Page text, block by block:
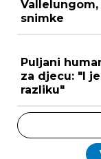
snimke
Puljani
za djecu: "I
razliku"